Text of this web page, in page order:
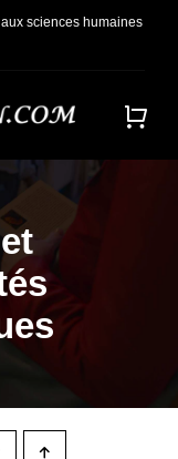
sciences humaines